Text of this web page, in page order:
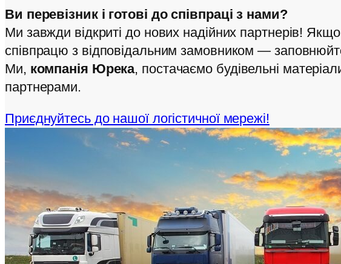
Ви перевізник і готові до співпраці з нами?
Ми завжди відкриті до нових надійних партнерів!
співпрацю з відповідальним замовником —
Ми, компанія Юрека, постачаємо будівельні
партнерами.
Приєднуйтесь до нашої логістичної мережі!